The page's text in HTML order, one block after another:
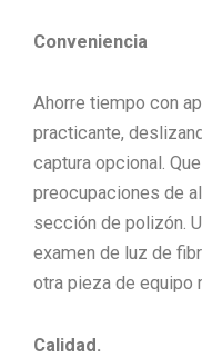
Conveniencia
Ahorre tiempo con
practicante,
captura opcional.
preocupaciones de
sección de polizón.
examen de luz de
otra pieza de equipo
Calidad.